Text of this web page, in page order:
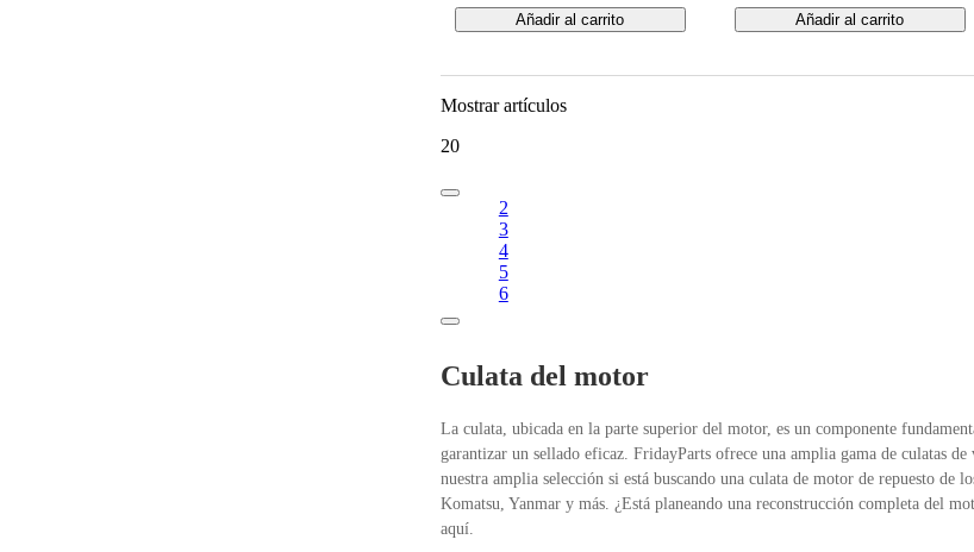
Añadir al carrito Añadir al carrito
Mostrar artículos
20
2
3
4
5
6
Culata del motor
La culata, ubicada en la parte superior del motor, es un componente
garantizar un sellado eficaz. FridayParts ofrece una amplia gama de culatas
nuestra amplia selección si está buscando una culata de motor de repuesto
Komatsu, Yanmar y más. ¿Está planeando una reconstrucción completa del
aquí.